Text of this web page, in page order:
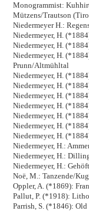
Monogrammist:
Mützens/Trautson
Niedermeyer H.:
Niedermeyer, H.
Niedermeyer, H.
Niedermeyer, H.
Prunn/Altmühltal
Niedermeyer, H.
Niedermeyer, H.
Niedermeyer, H.
Niedermeyer, H.
Niedermeyer, H.
Niedermeyer, H.
Niedermeyer, H.
Niedermeyer, H.:
Niedermeyer, H.:
Niedermeyer, H.: Gehöft
Noë, M.: Tanzende/
Oppler, A. (*1869):
Pallut, P. (*1918):
Parrish, S. (*1846): Old